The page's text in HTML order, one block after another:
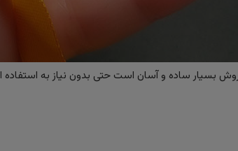
بسیار ساده و آسان است حتی بدون نیاز به استفاده